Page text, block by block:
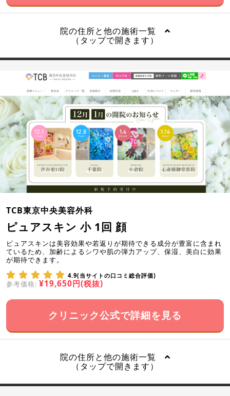
院の住所と他の施術一覧
（タップで開きます）
TCB東京中央美容外科
ピュアスキン 小 1回 顔
ピュアスキンは美容効果や若返りが期待できる成分が豊富に含まれ
ているため、加齢によるシワや肌の弾力アップ、保湿、美白に効果
が期待できます。
4.9(当サイトの口コミ総合評価)
参考価格: ¥19,650円(税抜)
クリニック公式で詳細を見る
院の住所と他の施術一覧
（タップで開きます）